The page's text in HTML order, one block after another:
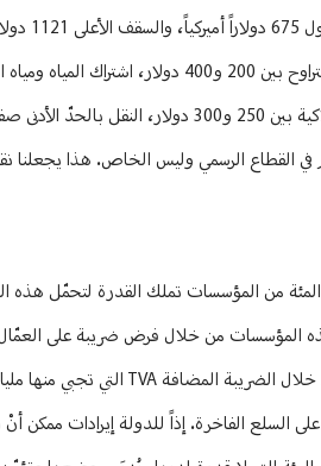
المؤسسات من خلال فرض ضريبة على العمّال
البحريّة والضريبة على السلع الفاخرة. إذاً للدولة